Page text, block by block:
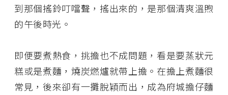
到那個搖鈴叮噹聲，搖出來的，是那個清爽溫煦
的午後時光。
即便要煮熱食，挑擔也不成問題，看是要蒸狀元
糕或是煮麵，燒炭燃爐就帶上擔。在擔上煮麵很
常見，後來卻有一攤脫穎而出，成為府城擔仔麵